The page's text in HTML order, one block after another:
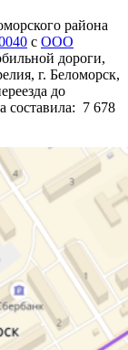
района
с ООО
дороги,
г. Беломорск,
до
составила: 7 678